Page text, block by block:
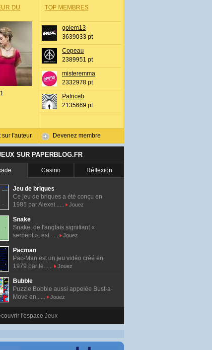
DU
sur l'auteur
TOP MEMBRES
golem13
3639033 pt
Copeau
2389951 pt
misteremma
2332978 pt
Patriceb
2135669 pt
Devenez membre
SUR PAPERBLOG.FR
Casino Réflexion
Jeu de briques
Ce jeu de briques a été conçu en
1985 par Alexei......
Jouez
Snake
Snake, de l'anglais signifiant «
serpent », est......
Jouez
Pacman
Pac-Man est un jeu vidéo créé en
1979 par le......
Jouez
Bubble
Puzzle Bobble aussi appelée Bust-a-
Move en......
Jouez
l'espace Jeux